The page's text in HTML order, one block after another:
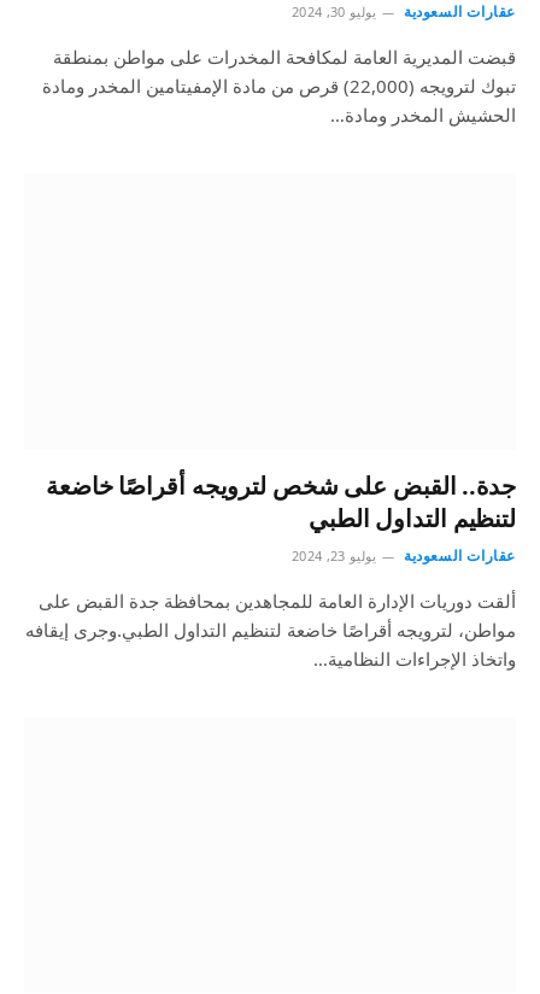
عقارات السعودية يوليو 30, 2024
قبضت المديرية العامة لمكافحة المخدرات على مواطن بمنطقة
تبوك لترويجه (22,000) قرص من مادة الإمفيتامين المخدر ومادة
الحشيش المخدر ومادة…
جدة.. القبض على شخص لترويجه أقراصًا خاضعة
لتنظيم التداول الطبي
عقارات السعودية يوليو 23, 2024
ألقت دوريات الإدارة العامة للمجاهدين بمحافظة جدة القبض على
مواطن، لترويجه أقراصًا خاضعة لتنظيم التداول الطبي.وجرى إيقافه
واتخاذ الإجراءات النظامية…